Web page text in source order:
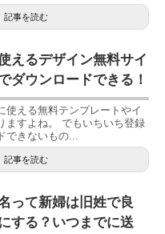
記事を読む
えるデザイン無料サイ
ダウンロードできる！
使える無料テンプレートやイ
ますよね。 でもいちいち登録
できないもの...
記事を読む
って新婦は旧姓で良
する？いつまでに送